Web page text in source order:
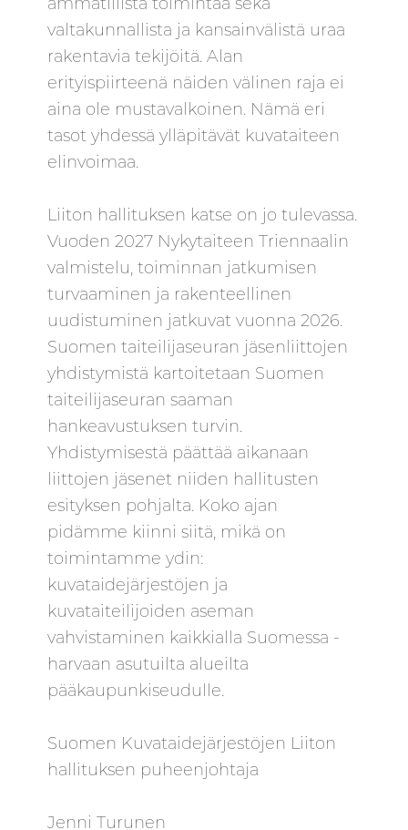
valtakunnallista ja kansainvälistä uraa
rakentavia tekijöitä. Alan
erityispiirteenä näiden välinen raja ei
aina ole mustavalkoinen. Nämä eri
tasot yhdessä ylläpitävät kuvataiteen
elinvoimaa.
Liiton hallituksen katse on jo tulevassa.
Vuoden 2027 Nykytaiteen Triennaalin
valmistelu, toiminnan jatkumisen
turvaaminen ja rakenteellinen
uudistuminen jatkuvat vuonna 2026.
Suomen taiteilijaseuran jäsenliittojen
yhdistymistä kartoitetaan Suomen
taiteilijaseuran saaman
hankeavustuksen turvin.
Yhdistymisestä päättää aikanaan
liittojen jäsenet niiden hallitusten
esityksen pohjalta. Koko ajan
pidämme kiinni siitä, mikä on
toimintamme ydin:
kuvataidejärjestöjen ja
kuvataiteilijoiden aseman
vahvistaminen kaikkialla Suomessa -
harvaan asutuilta alueilta
pääkaupunkiseudulle.
Suomen Kuvataidejärjestöjen Liiton
hallituksen puheenjohtaja
Jenni Turunen